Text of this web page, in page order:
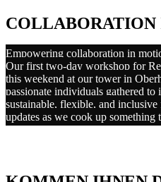
Empowering collaboration in
Our first two-day workshop for
this weekend at our tower in
passionate individuals gathered to
sustainable, flexible, and
updates as we cook up something